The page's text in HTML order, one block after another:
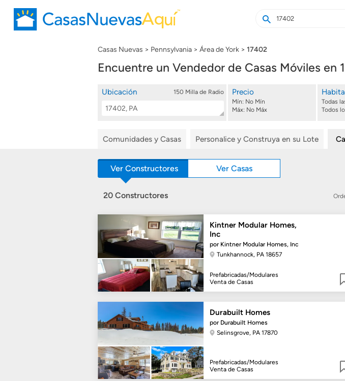
Buscar
casas
Buscar
Casas Nuevas Pennsylvania Área de York 17402
Encuentre un Vendedor de Casas Móviles en
Ubicación 150 Milla de Radio
Search
Buscar
Precio
Mín: No Mín
Máx: No Máx
Todas
Todos
Comunidades y Casas Personalice y Construya en su Lote
Ver Constructores Ver Casas
20 Constructores
Kintner Modular Homes,
Inc
por Kintner Modular Homes, Inc
Tunkhannock, PA 18657
Prefabricadas/Modulares
Venta de Casas
Durabuilt Homes
por Durabuilt Homes
Selinsgrove, PA 17870
Prefabricadas/Modulares
Venta de Casas